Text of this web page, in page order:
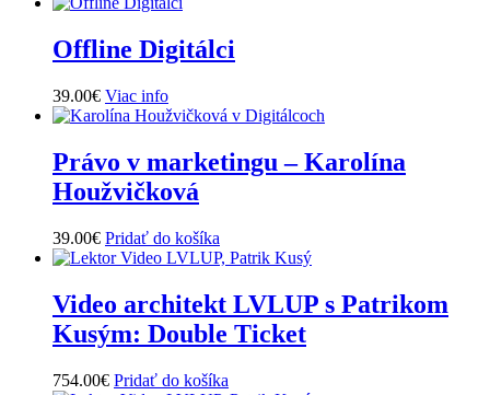
Offline Digitálci
39.00€ Viac info
Právo v marketingu – Karolína
Houžvičková
39.00€ Pridať do košíka
Video architekt LVLUP s Patrikom
Kusým: Double Ticket
754.00€ Pridať do košíka